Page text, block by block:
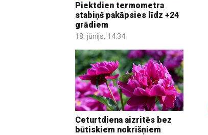
Piektdien termometra
stabiņš pakāpsies līdz +24
grādiem
18. jūnijs, 14:34
Ceturtdiena aizritēs bez
būtiskiem nokrišņiem